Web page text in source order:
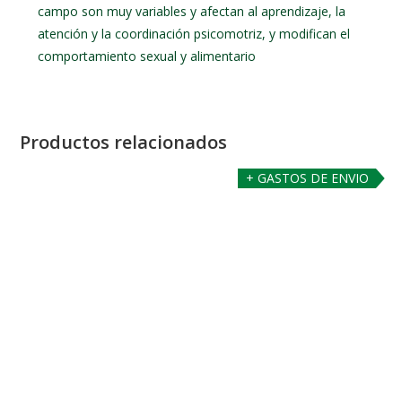
campo son muy variables y afectan al aprendizaje, la
atención y la coordinación psicomotriz, y modifican el
comportamiento sexual y alimentario
Productos relacionados
+ GASTOS DE ENVIO